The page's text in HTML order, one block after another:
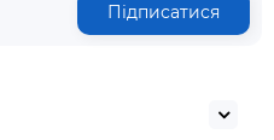
Підписатися